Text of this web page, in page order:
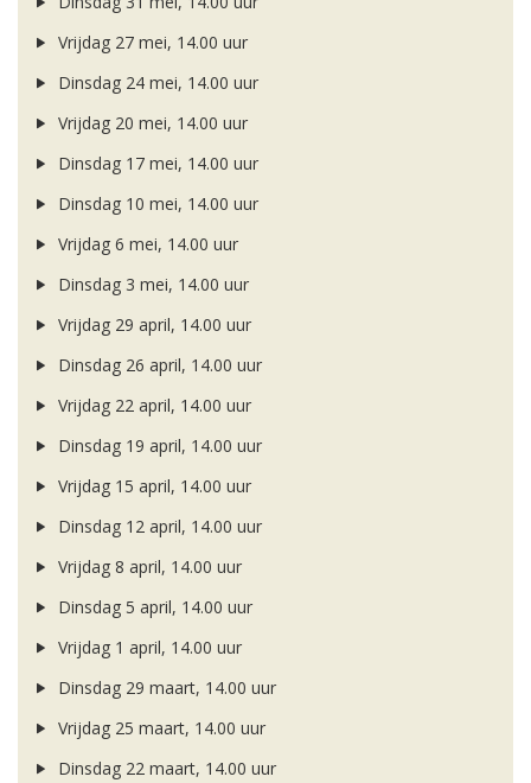
Vrijdag 27 mei, 14.00 uur
Dinsdag 24 mei, 14.00 uur
Vrijdag 20 mei, 14.00 uur
Dinsdag 17 mei, 14.00 uur
Dinsdag 10 mei, 14.00 uur
Vrijdag 6 mei, 14.00 uur
Dinsdag 3 mei, 14.00 uur
Vrijdag 29 april, 14.00 uur
Dinsdag 26 april, 14.00 uur
Vrijdag 22 april, 14.00 uur
Dinsdag 19 april, 14.00 uur
Vrijdag 15 april, 14.00 uur
Dinsdag 12 april, 14.00 uur
Vrijdag 8 april, 14.00 uur
Dinsdag 5 april, 14.00 uur
Vrijdag 1 april, 14.00 uur
Dinsdag 29 maart, 14.00 uur
Vrijdag 25 maart, 14.00 uur
Dinsdag 22 maart, 14.00 uur